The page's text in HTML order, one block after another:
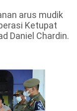
arus mudik
Ketupat
Daniel Chardin.